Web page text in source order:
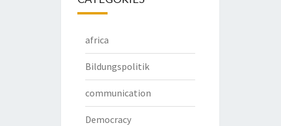
africa
Bildungspolitik
communication
Democracy